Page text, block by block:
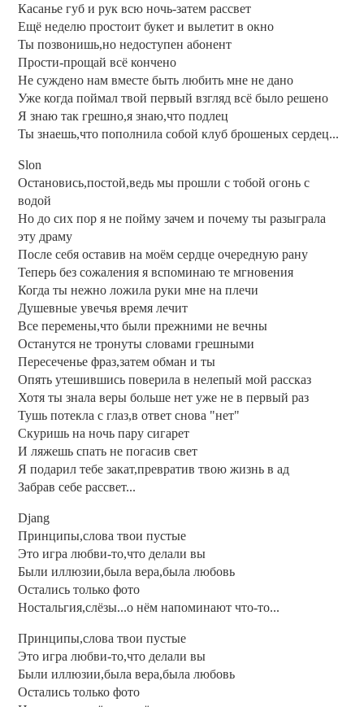
Касанье губ и рук всю ночь-затем рассвет
Ещё неделю простоит букет и вылетит в окно
Ты позвонишь,но недоступен абонент
Прости-прощай всё кончено
Не суждено нам вместе быть любить мне не дано
Уже когда поймал твой первый взгляд всё было решено
Я знаю так грешно,я знаю,что подлец
Ты знаешь,что пополнила собой клуб брошеных сердец...
Slon
Остановись,постой,ведь мы прошли с тобой огонь с
водой
Но до сих пор я не пойму зачем и почему ты разыграла
эту драму
После себя оставив на моём сердце очередную рану
Теперь без сожаления я вспоминаю те мгновения
Когда ты нежно ложила руки мне на плечи
Душевные увечья время лечит
Все перемены,что были прежними не вечны
Останутся не тронуты словами грешными
Пересеченье фраз,затем обман и ты
Опять утешившись поверила в нелепый мой рассказ
Хотя ты знала веры больше нет уже не в первый раз
Тушь потекла с глаз,в ответ снова "нет"
Скуришь на ночь пару сигарет
И ляжешь спать не погасив свет
Я подарил тебе закат,превратив твою жизнь в ад
Забрав себе рассвет...
Djang
Принципы,слова твои пустые
Это игра любви-то,что делали вы
Были иллюзии,была вера,была любовь
Остались только фото
Ностальгия,слёзы...о нём напоминают что-то...
Принципы,слова твои пустые
Это игра любви-то,что делали вы
Были иллюзии,была вера,была любовь
Остались только фото